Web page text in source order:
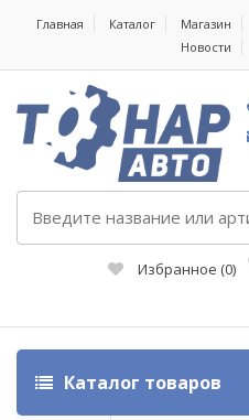
Главная Каталог Магазин
Новости
Избранное (0)
Каталог товаров